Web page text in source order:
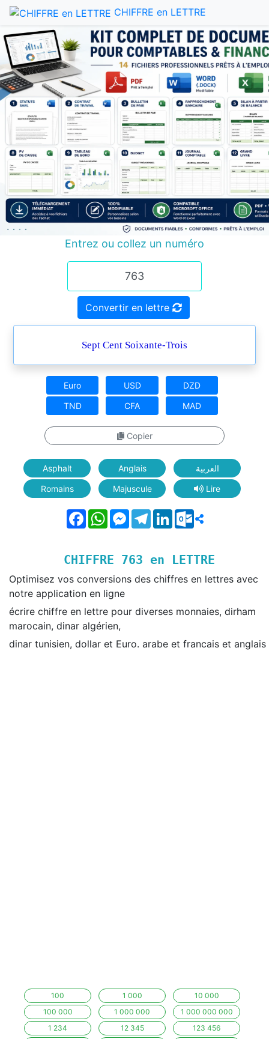
CHIFFRE en LETTRE
Entrez ou collez un numéro
Convertir en lettre
Sept Cent Soixante-Trois
Euro USD
DZD
TND
CFA MAD
Copier
Asphalt Anglais
العربية
Romains
Majuscule Lire
FacebookWhatsAppMessenger
Telegram
LinkedInOutlook.com
CHIFFRE 763 en LETTRE
Optimisez vos conversions des chiffres en lettres avec
notre application en ligne
écrire chiffre en lettre pour diverses monnaies, dirham
marocain, dinar algérien,
dinar tunisien, dollar et Euro. arabe et francais et anglais
100 1 000
10 000
100 000
1 000 000
1 000 000 000
1 234
12 345
123 456